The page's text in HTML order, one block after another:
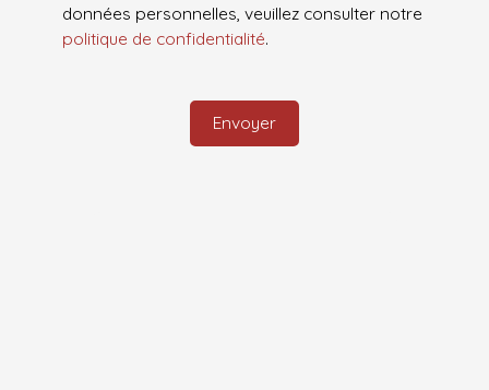
données personnelles, veuillez consulter notre
politique de confidentialité.
Envoyer